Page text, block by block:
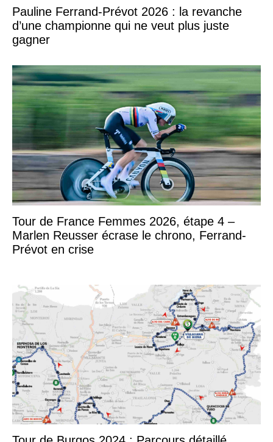
Pauline Ferrand-Prévot 2026 : la revanche
d’une championne qui ne veut plus juste
gagner
Tour de France Femmes 2026, étape 4 –
Marlen Reusser écrase le chrono, Ferrand-
Prévot en crise